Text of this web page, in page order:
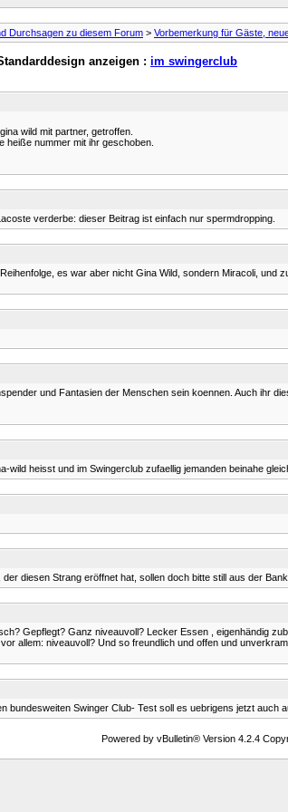
Durchsagen zu diesem Forum > Vorbemerkung für Gäste,
anzeigen : im swingerclub
wild mit partner, getroffen.
heiße nummer mit ihr geschoben.
verderbe: dieser Beitrag ist einfach nur spermdropping.
es war aber nicht Gina Wild, sondern Miracoli,
und Fantasien der Menschen sein koennen. Auch ihr
wild heisst und im Swingerclub zufaellig jemanden beinahe
diesen Strang eröffnet hat, sollen doch bitte still aus der
Gepflegt? Ganz niveauvoll? Lecker Essen , eigenhändig
allem: niveauvoll? Und so freundlich und offen und
bundesweiten Swinger Club- Test soll es uebrigens jetzt
Powered by vBulletin® Version 4.2.4